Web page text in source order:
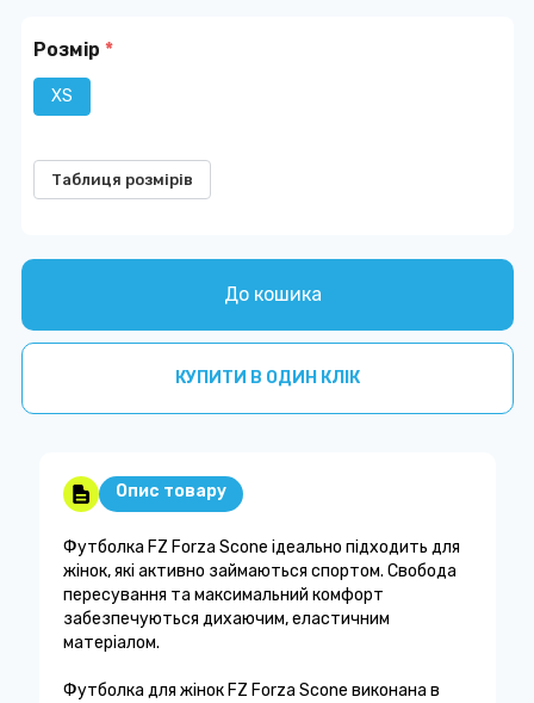
Розмір *
XS
Таблиця розмірів
До кошика
КУПИТИ В ОДИН КЛІК
Опис товару
Футболка FZ Forza Scone ідеально підходить для
жінок, які активно займаються спортом. Свобода
пересування та максимальний комфорт
забезпечуються дихаючим, еластичним
матеріалом.
Футболка для жінок FZ Forza Scone виконана в